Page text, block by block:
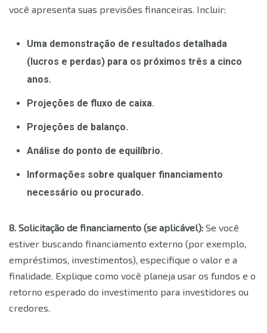
você apresenta suas previsões financeiras. Incluir:
Uma demonstração de resultados detalhada
(lucros e perdas) para os próximos três a cinco
anos.
Projeções de fluxo de caixa.
Projeções de balanço.
Análise do ponto de equilíbrio.
Informações sobre qualquer financiamento
necessário ou procurado.
8. Solicitação de financiamento (se aplicável): Se você
estiver buscando financiamento externo (por exemplo,
empréstimos, investimentos), especifique o valor e a
finalidade. Explique como você planeja usar os fundos e o
retorno esperado do investimento para investidores ou
credores.